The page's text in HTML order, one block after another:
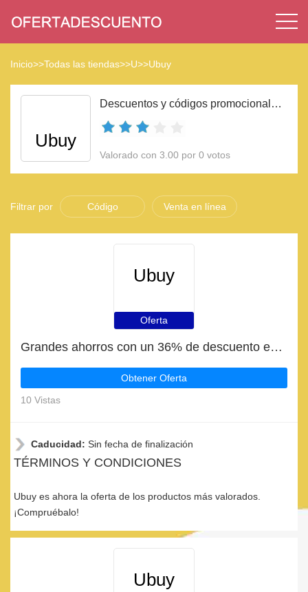
Inicio>>Todas las tiendas>>U>>Ubuy
Ubuy
Descuentos y códigos promocionales Ubuy 2023
Valorado con 3.00 por 0 votos
Filtrar por Código Venta en línea
Ubuy
Oferta
Grandes ahorros con un 36% de descuento en las últimas ofertas
Obtener Oferta
10 Vistas
Caducidad: Sin fecha de finalización
TÉRMINOS Y CONDICIONES
Ubuy es ahora la oferta de los productos más valorados.
¡Compruébalo!
Ubuy